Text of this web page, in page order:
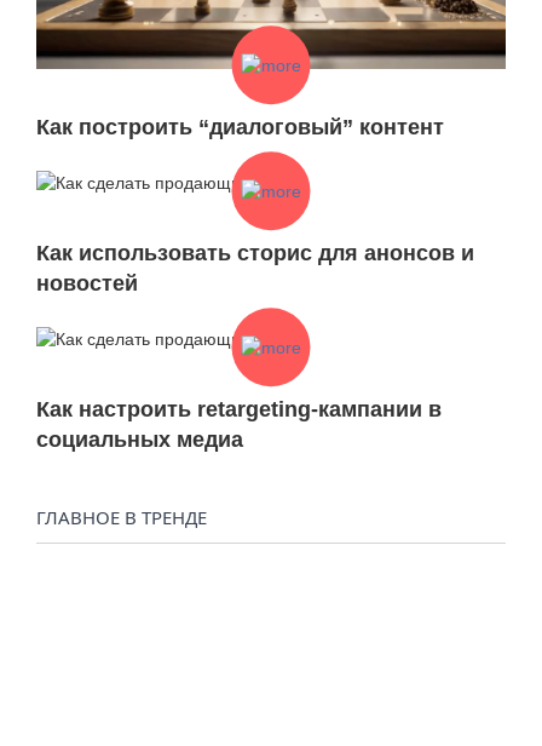
Как построить “диалоговый” контент
Как использовать сторис для анонсов и
новостей
Как настроить retargeting-кампании в
социальных медиа
ГЛАВНОЕ В ТРЕНДЕ